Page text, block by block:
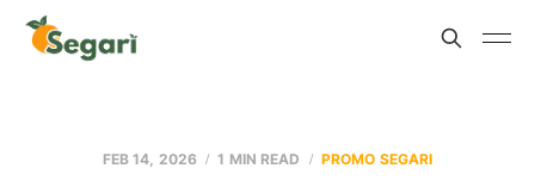
FEB 14, 2026 1 MIN READ PROMO SEGARI